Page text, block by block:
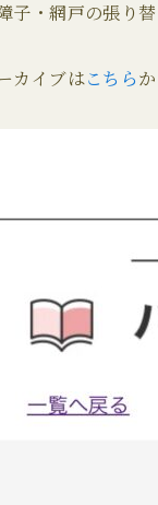
子・網戸の張り
カイブはこちら